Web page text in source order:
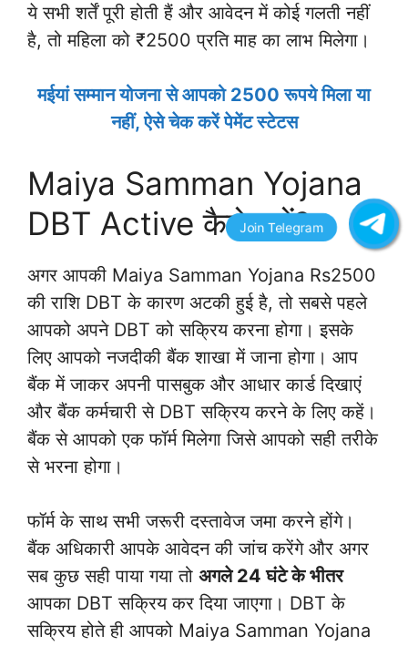
ये सभी शर्तें पूरी होती हैं और आवेदन में कोई गलती नहीं
है, तो महिला को ₹2500 प्रति माह का लाभ मिलेगा।
मईयां सम्मान योजना से आपको 2500 रूपये मिला या
नहीं, ऐसे चेक करें पेमेंट स्टेटस
Maiya Samman Yojana
DBT Active कैसे करें?
अगर आपकी Maiya Samman Yojana Rs2500
की राशि DBT के कारण अटकी हुई है, तो सबसे पहले
आपको अपने DBT को सक्रिय करना होगा। इसके
लिए आपको नजदीकी बैंक शाखा में जाना होगा। आप
बैंक में जाकर अपनी पासबुक और आधार कार्ड दिखाएं
और बैंक कर्मचारी से DBT सक्रिय करने के लिए कहें।
बैंक से आपको एक फॉर्म मिलेगा जिसे आपको सही तरीके
से भरना होगा।
फॉर्म के साथ सभी जरूरी दस्तावेज जमा करने होंगे।
बैंक अधिकारी आपके आवेदन की जांच करेंगे और अगर
सब कुछ सही पाया गया तो अगले 24 घंटे के भीतर
आपका DBT सक्रिय कर दिया जाएगा। DBT के
सक्रिय होते ही आपको Maiya Samman Yojana